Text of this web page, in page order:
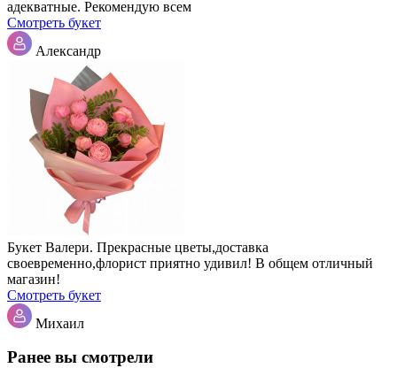
адекватные. Рекомендую всем
Смотреть букет
Александр
Букет Валери. Прекрасные цветы,доставка
своевременно,флорист приятно удивил! В общем отличный
магазин!
Смотреть букет
Михаил
Ранее вы смотрели